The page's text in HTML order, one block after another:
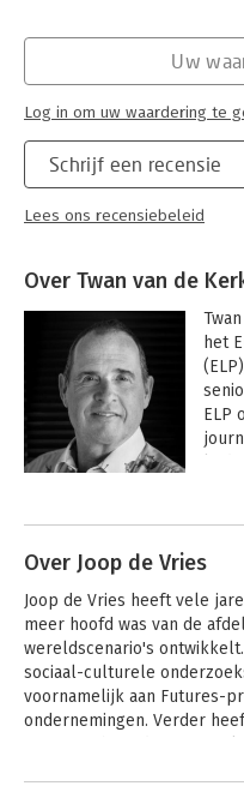
Schrijf een recensie
Lees ons recensiebeleid
Uw
Log in om uw waardering te
Over Twan van de
het
ELP
Over Joop de Vries
Joop de Vries heeft vele
meer hoofd was van de
wereldscenario's
sociaal-culturele
voornamelijk aan Futures-
ondernemingen. Verder